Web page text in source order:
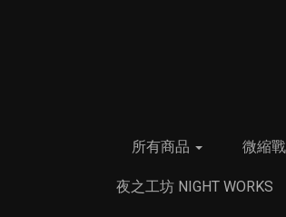
所有商品 微縮
夜之工坊 NIGHT WORKS